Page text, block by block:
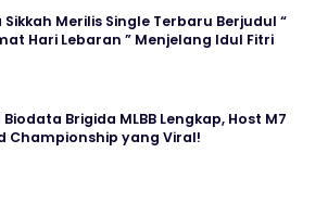
Sikkah Merilis Single Terbaru Berjudul “
Hari Lebaran ” Menjelang Idul Fitri
Brigida MLBB Lengkap, Host M7
Championship yang Viral!